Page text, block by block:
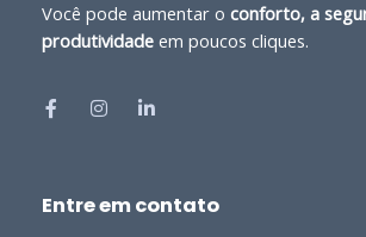
Você pode aumentar o conforto, a
produtividade em poucos cliques.
Entre em contato